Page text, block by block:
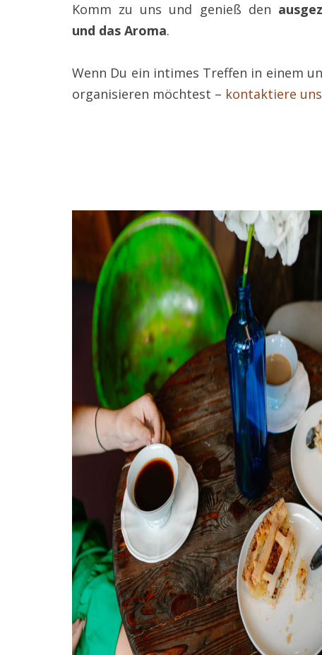
Komm zu uns und genieß den
und das Aroma.
Wenn Du ein intimes Treffen in einem
organisieren möchtest – kontaktiere uns